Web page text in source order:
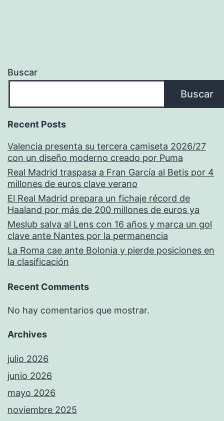
Buscar
Buscar
Recent Posts
Valencia presenta su tercera camiseta 2026/27
con un diseño moderno creado por Puma
Real Madrid traspasa a Fran García al Betis por 4
millones de euros clave verano
El Real Madrid prepara un fichaje récord de
Haaland por más de 200 millones de euros ya
Meslub salva al Lens con 16 años y marca un gol
clave ante Nantes por la permanencia
La Roma cae ante Bolonia y pierde posiciones en
la clasificación
Recent Comments
No hay comentarios que mostrar.
Archives
julio 2026
junio 2026
mayo 2026
noviembre 2025